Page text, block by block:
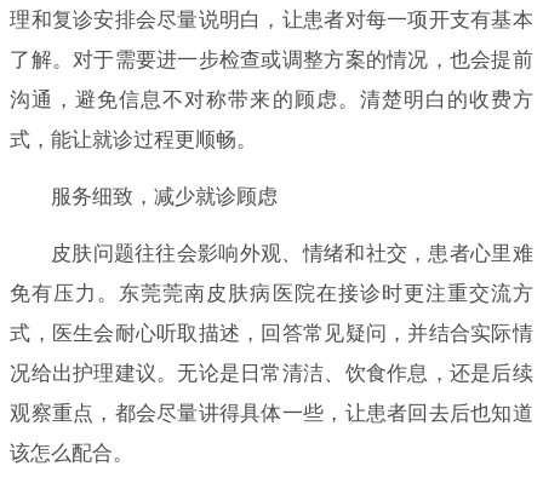
理和复诊安排会尽量说明白，让患者对每一项开支有基本
了解。对于需要进一步检查或调整方案的情况，也会提前
沟通，避免信息不对称带来的顾虑。清楚明白的收费方
式，能让就诊过程更顺畅。
服务细致，减少就诊顾虑
皮肤问题往往会影响外观、情绪和社交，患者心里难
免有压力。东莞莞南皮肤病医院在接诊时更注重交流方
式，医生会耐心听取描述，回答常见疑问，并结合实际情
况给出护理建议。无论是日常清洁、饮食作息，还是后续
观察重点，都会尽量讲得具体一些，让患者回去后也知道
该怎么配合。